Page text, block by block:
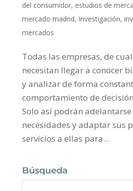
del consumidor, estudios de
mercado madrid, Investigación,
mercados
Todas las empresas, de
necesitan llegar a conocer
y analizar de forma
comportamiento de
Solo así podrán adelantarse
necesidades y adaptar sus
servicios a ellas para...
Búsqueda